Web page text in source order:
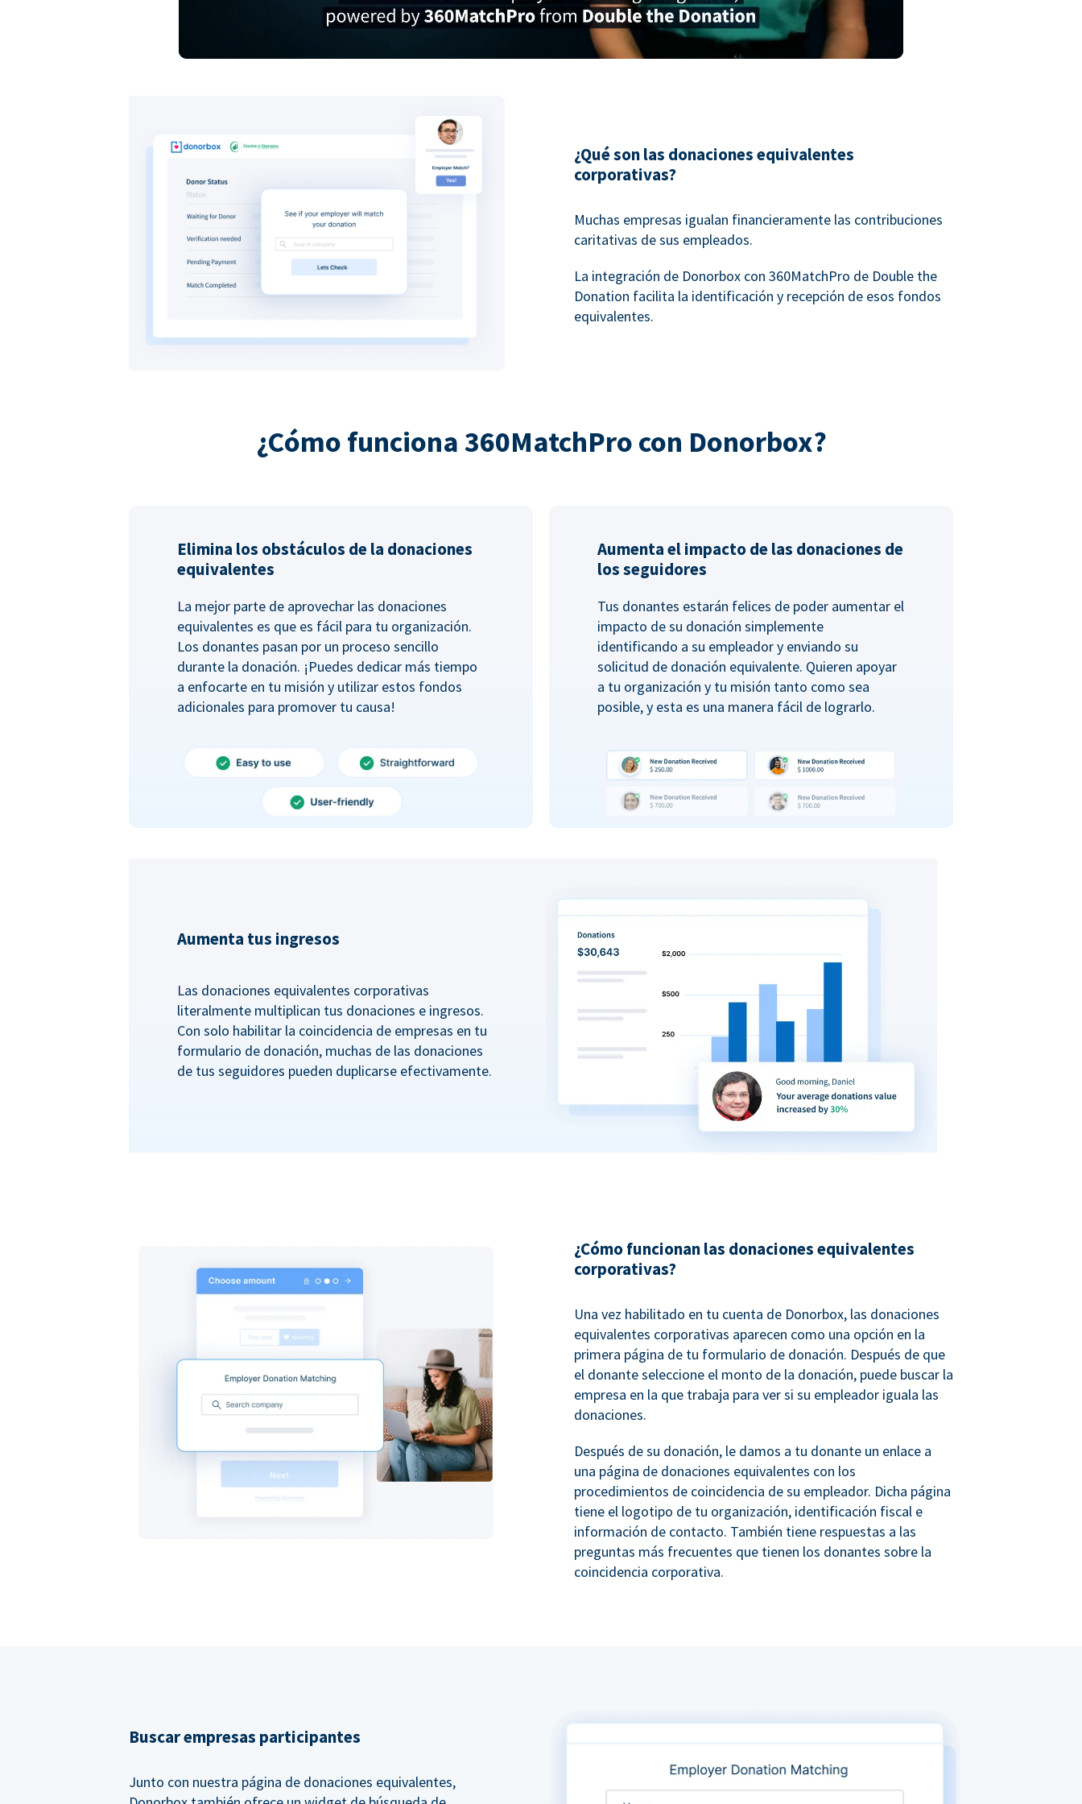
¿Qué son las donaciones equivalentes
corporativas?
Muchas empresas igualan financieramente las contribuciones
caritativas de sus empleados.
La integración de Donorbox con 360MatchPro de Double the
Donation facilita la identificación y recepción de esos fondos
equivalentes.
¿Cómo funciona 360MatchPro con Donorbox?
Elimina los obstáculos de la donaciones
equivalentes
La mejor parte de aprovechar las donaciones
equivalentes es que es fácil para tu organización.
Los donantes pasan por un proceso sencillo
durante la donación. ¡Puedes dedicar más tiempo
a enfocarte en tu misión y utilizar estos fondos
adicionales para promover tu causa!
Aumenta el impacto de las donaciones de
los seguidores
Tus donantes estarán felices de poder aumentar el
impacto de su donación simplemente
identificando a su empleador y enviando su
solicitud de donación equivalente. Quieren apoyar
a tu organización y tu misión tanto como sea
posible, y esta es una manera fácil de lograrlo.
Aumenta tus ingresos
Las donaciones equivalentes corporativas
literalmente multiplican tus donaciones e ingresos.
Con solo habilitar la coincidencia de empresas en tu
formulario de donación, muchas de las donaciones
de tus seguidores pueden duplicarse efectivamente.
¿Cómo funcionan las donaciones equivalentes
corporativas?
Una vez habilitado en tu cuenta de Donorbox, las donaciones
equivalentes corporativas aparecen como una opción en la
primera página de tu formulario de donación. Después de que
el donante seleccione el monto de la donación, puede buscar la
empresa en la que trabaja para ver si su empleador iguala las
donaciones.
Después de su donación, le damos a tu donante un enlace a
una página de donaciones equivalentes con los
procedimientos de coincidencia de su empleador. Dicha página
tiene el logotipo de tu organización, identificación fiscal e
información de contacto. También tiene respuestas a las
preguntas más frecuentes que tienen los donantes sobre la
coincidencia corporativa.
Buscar empresas participantes
Junto con nuestra página de donaciones equivalentes,